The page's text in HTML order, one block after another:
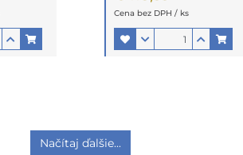
Cena bez DPH / ks
Načítaj ďalšie...